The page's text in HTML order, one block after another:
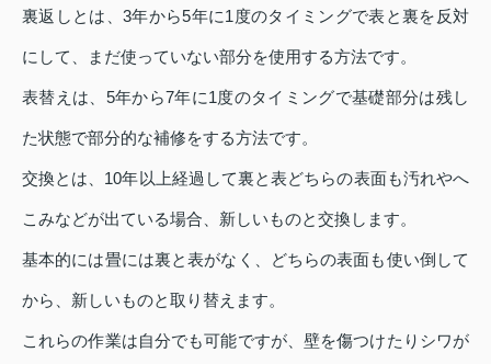
裏返しとは、3年から5年に1度のタイミングで表と裏を反対
にして、まだ使っていない部分を使用する方法です。
表替えは、5年から7年に1度のタイミングで基礎部分は残し
た状態で部分的な補修をする方法です。
交換とは、10年以上経過して裏と表どちらの表面も汚れやへ
こみなどが出ている場合、新しいものと交換します。
基本的には畳には裏と表がなく、どちらの表面も使い倒して
から、新しいものと取り替えます。
これらの作業は自分でも可能ですが、壁を傷つけたりシワが